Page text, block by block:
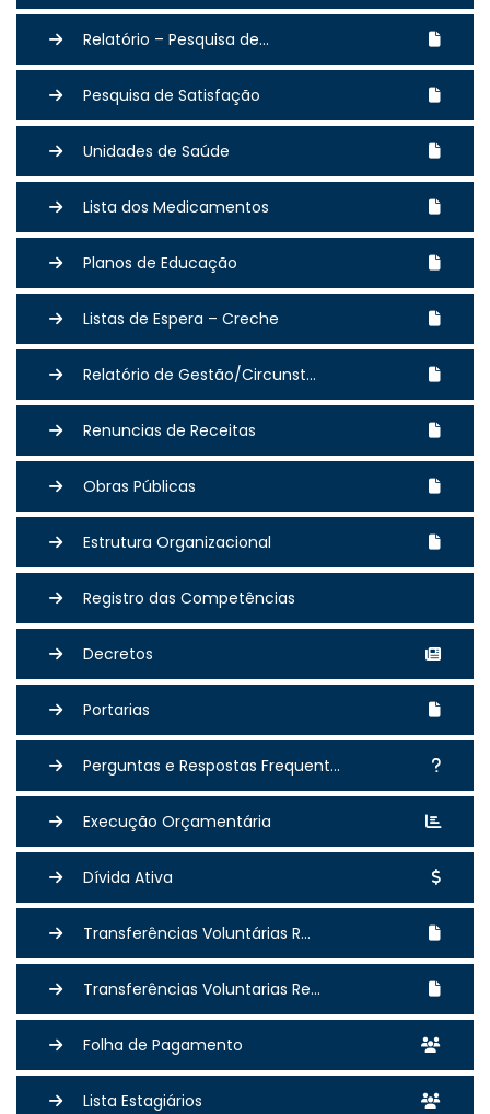
Relatório – Pesquisa de...
Pesquisa de Satisfação
Unidades de Saúde
Lista dos Medicamentos
Planos de Educação
Listas de Espera – Creche
Relatório de Gestão/Circunst...
Renuncias de Receitas
Obras Públicas
Estrutura Organizacional
Registro das Competências
Decretos
Portarias
Perguntas e Respostas Frequent...
Execução Orçamentária
Dívida Ativa
Transferências Voluntárias R...
Transferências Voluntarias Re...
Folha de Pagamento
Lista Estagiários